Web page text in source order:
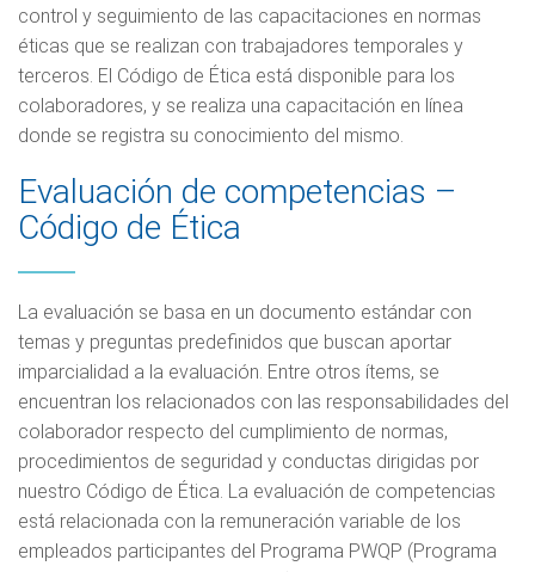
control y seguimiento de las capacitaciones en normas
éticas que se realizan con trabajadores temporales y
terceros. El Código de Ética está disponible para los
colaboradores, y se realiza una capacitación en línea
donde se registra su conocimiento del mismo.
Evaluación de competencias –
Código de Ética
La evaluación se basa en un documento estándar con
temas y preguntas predefinidos que buscan aportar
imparcialidad a la evaluación. Entre otros ítems, se
encuentran los relacionados con las responsabilidades del
colaborador respecto del cumplimiento de normas,
procedimientos de seguridad y conductas dirigidas por
nuestro Código de Ética. La evaluación de competencias
está relacionada con la remuneración variable de los
empleados participantes del Programa PWQP (Programa